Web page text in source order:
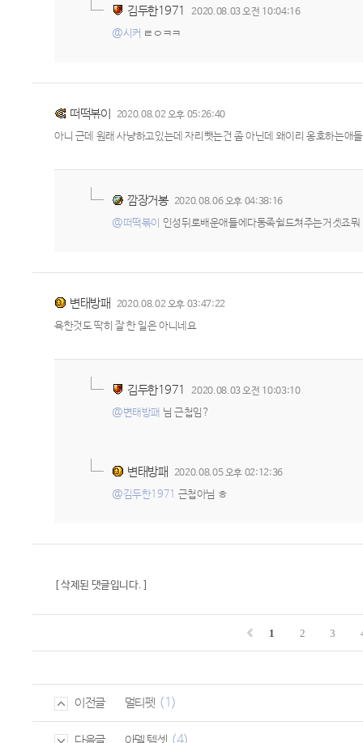
김두한1971 2020.08.03 오전 10:04:16
@시커 ㄹㅇㅋㅋ
떠떡볶이 2020.08.02 오후 05:26:40
아니 근데 원래 사냥하고있는데 자리뺏는건 좀 아닌데 왜이리 옹호하는애
깜장거봉 2020.08.06 오후 04:38:16
@떠떡볶이 인성뒤로배운애들에다동족쉴드쳐주는거겟죠뭐
변태방패 2020.08.02 오후 03:47:22
욕한것도 딱히 잘 한 일은 아니네요
김두한1971 2020.08.03 오전 10:03:10
@변태방패 님 근첩임?
변태방패 2020.08.05 오후 02:12:36
@김두한1971 근첩아님 ㅎ
[ 삭제된 댓글입니다. ]
1 2 3
이전글 멀티펫 (1)
아델 템셋